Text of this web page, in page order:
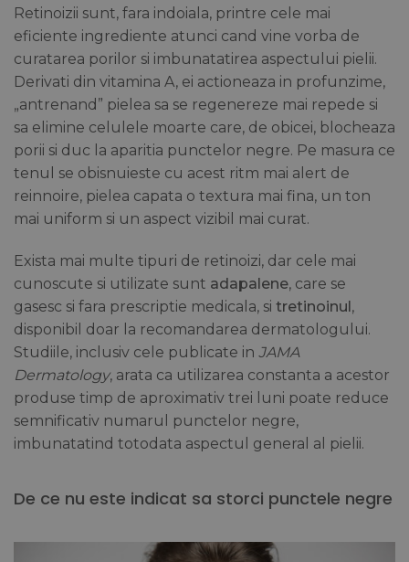
Retinoizii sunt, fara indoiala, printre cele mai
eficiente ingrediente atunci cand vine vorba de
curatarea porilor si imbunatatirea aspectului pielii.
Derivati din vitamina A, ei actioneaza in profunzime,
„antrenand” pielea sa se regenereze mai repede si
sa elimine celulele moarte care, de obicei, blocheaza
porii si duc la aparitia punctelor negre. Pe masura ce
tenul se obisnuieste cu acest ritm mai alert de
reinnoire, pielea capata o textura mai fina, un ton
mai uniform si un aspect vizibil mai curat.
Exista mai multe tipuri de retinoizi, dar cele mai
cunoscute si utilizate sunt adapalene, care se
gasesc si fara prescriptie medicala, si tretinoinul,
disponibil doar la recomandarea dermatologului.
Studiile, inclusiv cele publicate in JAMA
Dermatology, arata ca utilizarea constanta a acestor
produse timp de aproximativ trei luni poate reduce
semnificativ numarul punctelor negre,
imbunatatind totodata aspectul general al pielii.
De ce nu este indicat sa storci punctele negre